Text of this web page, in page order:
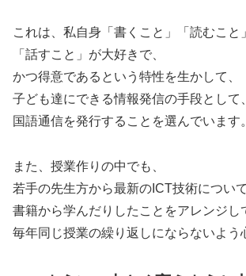
これは、私自身「書くこと」「読むこと」
「話すこと」が大好きで、
かつ得意であるという特性を生かして、
子ども達にできる情報発信の手段として、
国語通信を発行することを選んでいます。
また、授業作りの中でも、
若手の先生方から最新のICT技術につい
書籍から学んだりしたことをアレンジし
毎年同じ授業の繰り返しにならないよう